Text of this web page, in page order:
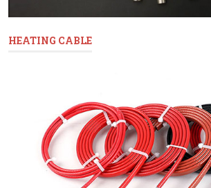
HEATING CABLE